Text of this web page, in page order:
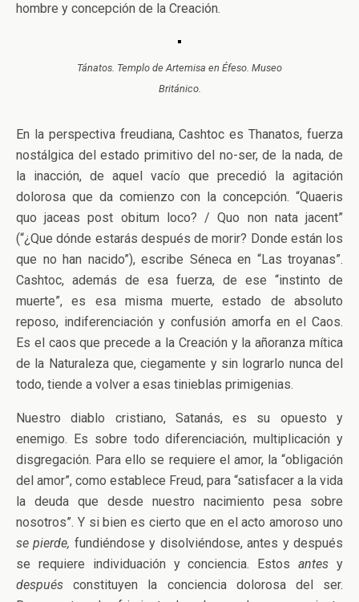
hombre y concepción de la Creación.
Tánatos. Templo de Artemisa en Éfeso. Museo
Británico.
En la perspectiva freudiana, Cashtoc es Thanatos, fuerza
nostálgica del estado primitivo del no-ser, de la nada, de
la inacción, de aquel vacío que precedió la agitación
dolorosa que da comienzo con la concepción. “Quaeris
quo jaceas post obitum loco? / Quo non nata jacent”
(“¿Que dónde estarás después de morir? Donde están los
que no han nacido”), escribe Séneca en “Las troyanas”.
Cashtoc, además de esa fuerza, de ese “instinto de
muerte”, es esa misma muerte, estado de absoluto
reposo, indiferenciación y confusión amorfa en el Caos.
Es el caos que precede a la Creación y la añoranza mítica
de la Naturaleza que, ciegamente y sin lograrlo nunca del
todo, tiende a volver a esas tinieblas primigenias.
Nuestro diablo cristiano, Satanás, es su opuesto y
enemigo. Es sobre todo diferenciación, multiplicación y
disgregación. Para ello se requiere el amor, la “obligación
del amor”, como establece Freud, para “satisfacer a la vida
la deuda que desde nuestro nacimiento pesa sobre
nosotros”. Y si bien es cierto que en el acto amoroso uno
se pierde, fundiéndose y disolviéndose, antes y después
se requiere individuación y conciencia. Estosantes y
después constituyen la conciencia dolorosa del ser.